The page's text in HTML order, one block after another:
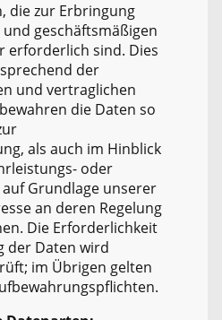
die zur Erbringung
geschäftsmäßigen
erforderlich sind. Dies
der
und vertraglichen
die Daten so
als auch im Hinblick
oder
Grundlage unserer
an deren Regelung
Die Erforderlichkeit
der Daten wird
im Übrigen gelten